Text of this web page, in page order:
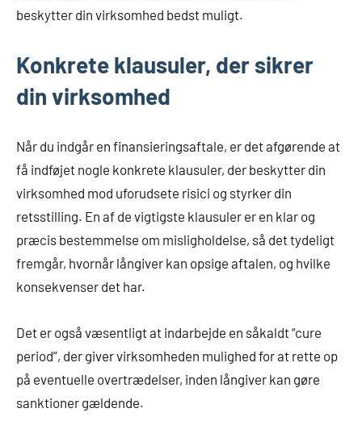
beskytter din virksomhed bedst muligt.
Konkrete klausuler, der sikrer
din virksomhed
Når du indgår en finansieringsaftale, er det afgørende at
få indføjet nogle konkrete klausuler, der beskytter din
virksomhed mod uforudsete risici og styrker din
retsstilling. En af de vigtigste klausuler er en klar og
præcis bestemmelse om misligholdelse, så det tydeligt
fremgår, hvornår långiver kan opsige aftalen, og hvilke
konsekvenser det har.
Det er også væsentligt at indarbejde en såkaldt “cure
period”, der giver virksomheden mulighed for at rette op
på eventuelle overtrædelser, inden långiver kan gøre
sanktioner gældende.